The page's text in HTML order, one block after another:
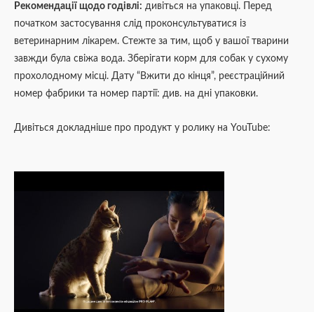
Рекомендації щодо годівлі: дивіться на упаковці. Перед
початком застосування слід проконсультуватися із
ветеринарним лікарем. Стежте за тим, щоб у вашої тварини
завжди була свіжа вода. Зберігати корм для собак у сухому
прохолодному місці. Дату “Вжити до кінця”, реєстраційний
номер фабрики та номер партії: див. на дні упаковки.
Дивіться докладніше про продукт у ролику на YouTube: